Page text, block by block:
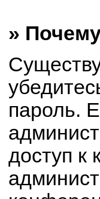
»
пароль.
доступ к